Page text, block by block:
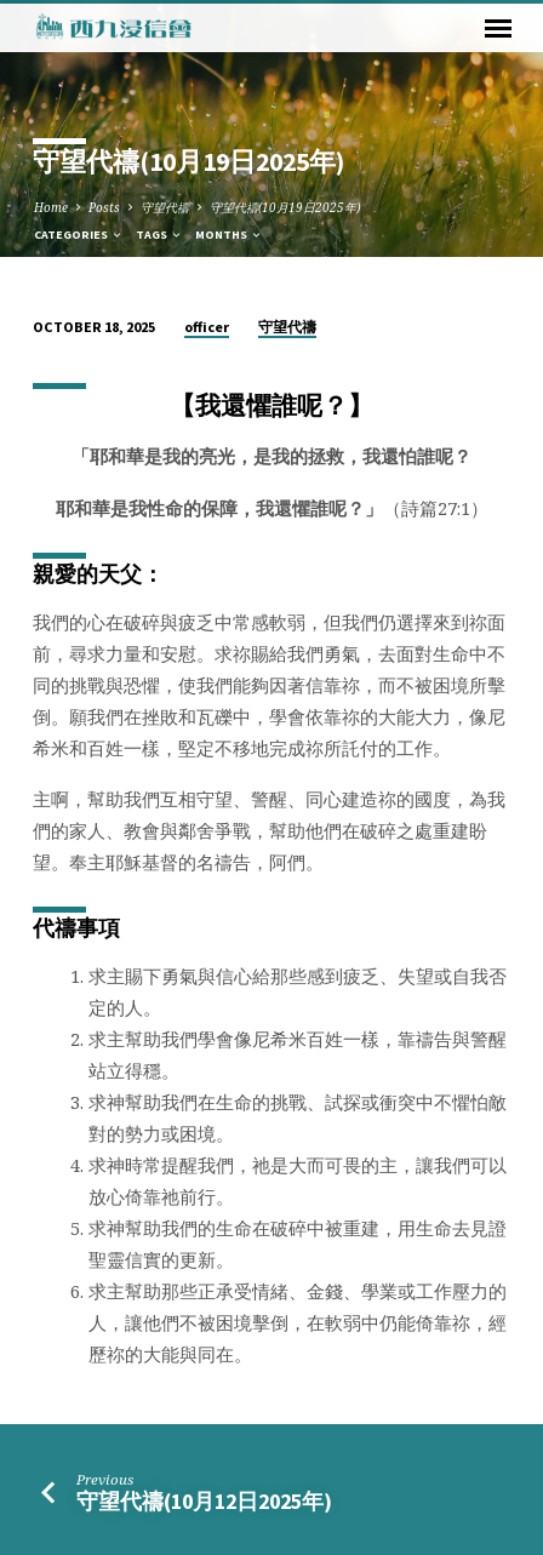
守望代禱(10月19日2025年)
Home Posts 守望代禱 守望代禱(10月19日2025年)
CATEGORIES TAGS MONTHS
望
月
19
日
2025
年)
OCTOBER 18, 2025 officer 守望代禱
【我還懼誰呢？】
「耶和華是我的亮光，是我的拯救，我還怕誰呢？
耶和華是我性命的保障，我還懼誰呢？」 （詩篇27:1）
親愛的天父：
我們的心在破碎與疲乏中常感軟弱，但我們仍選擇來到祢面
前，尋求力量和安慰。求祢賜給我們勇氣，去面對生命中不
同的挑戰與恐懼，使我們能夠因著信靠祢，而不被困境所擊
倒。願我們在挫敗和瓦礫中，學會依靠祢的大能大力，像尼
希米和百姓一樣，堅定不移地完成祢所託付的工作。
主啊，幫助我們互相守望、警醒、同心建造祢的國度，為我
們的家人、教會與鄰舍爭戰，幫助他們在破碎之處重建盼
望。奉主耶穌基督的名禱告，阿們。
代禱事項
求主賜下勇氣與信心給那些感到疲乏、失望或自我否
定的人。
求主幫助我們學會像尼希米百姓一樣，靠禱告與警醒
站立得穩。
求神幫助我們在生命的挑戰、試探或衝突中不懼怕敵
對的勢力或困境。
求神時常提醒我們，祂是大而可畏的主，讓我們可以
放心倚靠祂前行。
求神幫助我們的生命在破碎中被重建，用生命去見證
聖靈信實的更新。
求主幫助那些正承受情緒、金錢、學業或工作壓力的
人，讓他們不被困境擊倒，在軟弱中仍能倚靠祢，經
歷祢的大能與同在。
Previous
守望代禱(10月12日2025年)